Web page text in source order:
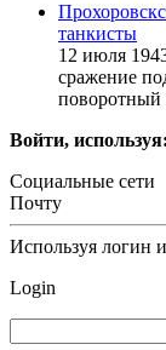
танкисты
12 июля
сражение
поворотный
Войти, используя:
Социальные сети
Почту
Используя логин
Login